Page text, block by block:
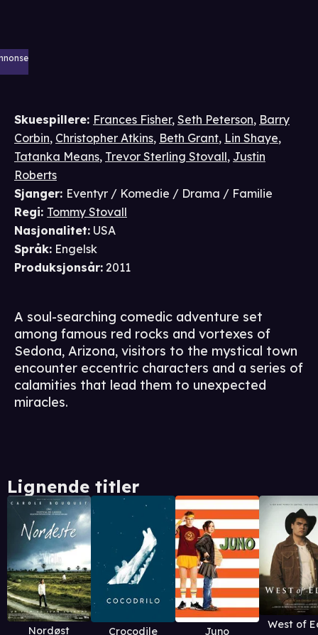
Skuespillere: Frances Fisher, Seth Peterson, Barry
Corbin, Christopher Atkins, Beth Grant, Lin Shaye,
Tatanka Means, Trevor Sterling Stovall, Justin
Roberts
Sjanger: Eventyr / Komedie / Drama / Familie
Regi: Tommy Stovall
Nasjonalitet: USA
Språk: Engelsk
Produksjonsår: 2011
A soul-searching comedic adventure set
among famous red rocks and vortexes of
Sedona, Arizona, visitors to the mystical town
encounter eccentric characters and a series of
calamities that lead them to unexpected
miracles.
Lignende titler
Nordøst Crocodile Juno
West of